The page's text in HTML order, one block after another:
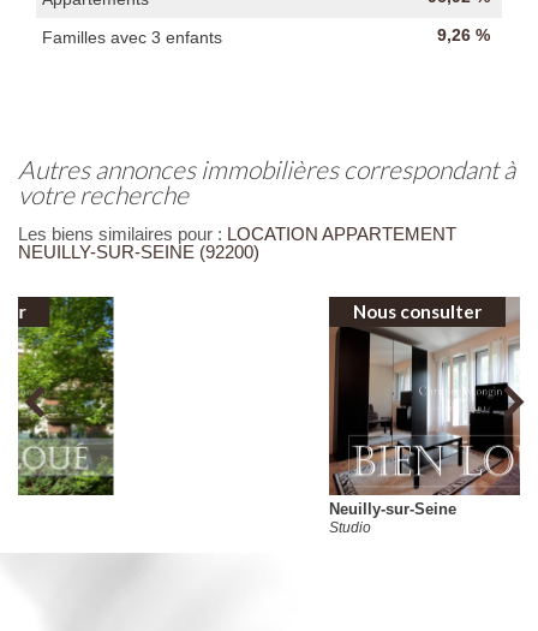
Familles avec 3 enfants 9,26 %
autres annonces immobilières correspondant à
votre recherche
Les biens similaires pour : LOCATION APPARTEMENT
NEUILLY-SUR-SEINE (92200)